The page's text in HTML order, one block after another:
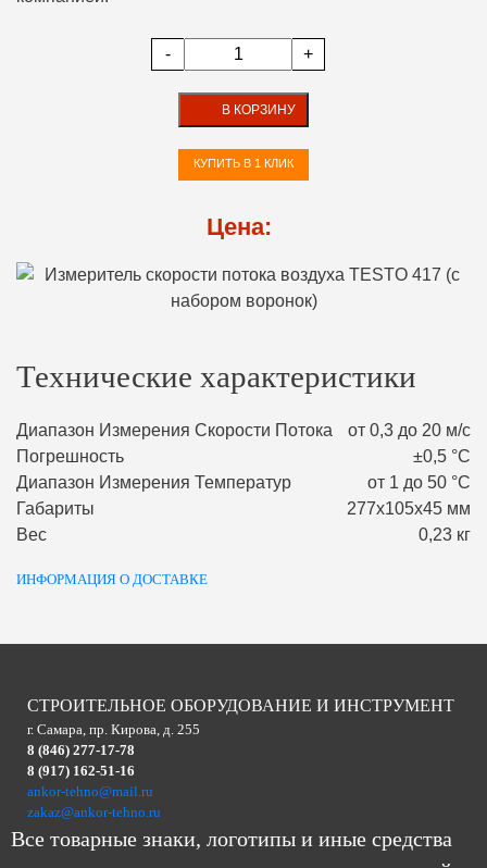
- +
В КОРЗИНУ
КУПИТЬ В 1 КЛИК
Цена:
Технические характеристики
Диапазон Измерения Скорости Потока
от 0,3 до 20 м/с
Погрешность
±0,5 °С
Диапазон Измерения Температур
от 1 до 50 °С
Габариты
277х105х45 мм
Вес
0,23 кг
ИНФОРМАЦИЯ О ДОСТАВКЕ
СТРОИТЕЛЬНОЕ ОБОРУДОВАНИЕ И ИНСТРУМЕНТ
г. Самара, пр. Кирова, д. 255
8 (846) 277-17-78
8 (917) 162-51-16
ankor-tehno@mail.ru
zakaz@ankor-tehno.ru
Все товарные знаки, логотипы и иные средства